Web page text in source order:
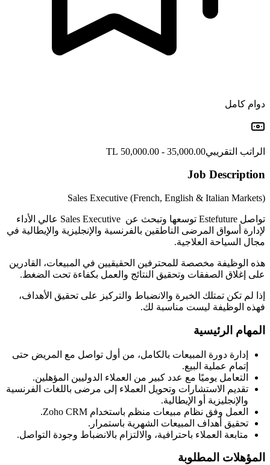
دوام كامل
الراتب التقريبي35,000.00 - 50,000.00 TL
Job Description
Sales Executive (French, English & Italian Markets)
تواصل Estefuture توسعها وتبحث عن Sales Executive عالي الأداء
لإدارة أسواق المرضى الناطقين بالفرنسية والإنجليزية والإيطالية في
مجال السياحة العلاجية.
هذه الوظيفة مخصصة للمحترفين الحقيقيين في المبيعات، القادرين
على إغلاق الصفقات وتحقيق النتائج والعمل بكفاءة تحت الضغط.
إذا لم تكن تمتلك الخبرة والانضباط والتركيز على تحقيق الأهداف،
فهذه الوظيفة ليست مناسبة لك.
المهام الرئيسية
إدارة دورة المبيعات بالكامل، من أول تواصل مع المريض حتى
إتمام عملية البيع.
التعامل يوميًا مع عدد كبير من العملاء الدوليين المؤهلين.
تقديم الاستشارات وتحويل العملاء إلى مرضى باللغات الفرنسية
والإنجليزية أو الإيطالية.
العمل وفق نظام مبيعات منظم باستخدام Zoho CRM.
تحقيق أهداف المبيعات الشهرية باستمرار.
متابعة العملاء باحترافية، والالتزام بالانضباط وجودة التواصل.
المؤهلات المطلوبة